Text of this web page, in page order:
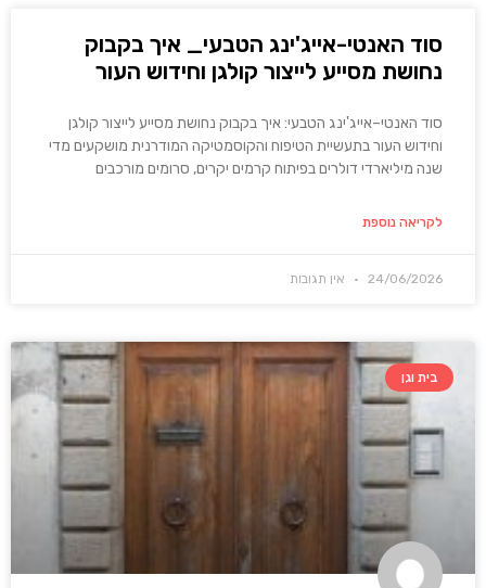
סוד האנטי-אייג'ינג הטבעי_ איך בקבוק
נחושת מסייע לייצור קולגן וחידוש העור
סוד האנטי–אייג'ינג הטבעי: איך בקבוק נחושת מסייע לייצור קולגן
וחידוש העור בתעשיית הטיפוח והקוסמטיקה המודרנית מושקעים מדי
שנה מיליארדי דולרים בפיתוח קרמים יקרים, סרומים מורכבים
לקריאה נוספת
24/06/2026 אין תגובות
בית וגן